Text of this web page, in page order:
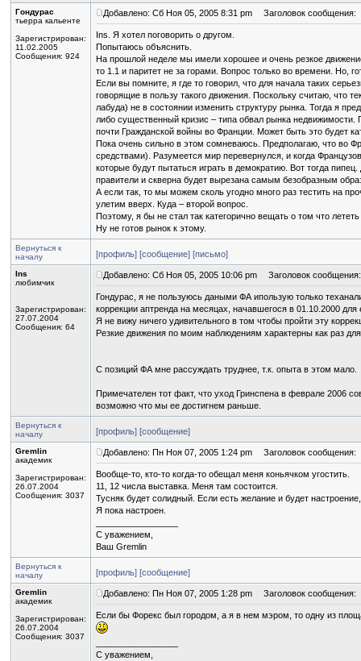
Гондурас
тьерра кальенте
Зарегистрирован:
11.02.2005
Сообщения: 924
Добавлено: Сб Ноя 05, 2005 8:31 pm Заголовок сообщения:
Ins. Я хотел поговорить о другом.
Попытаюсь объяснить.
На прошлой неделе мы имели хорошее и очень резкое
то 1.1 и паритет не за горами. Вопрос только во времени. Но,
Если вы помните, я где то говорил, что для начала таких
говорящие в пользу такого движения. Поскольку считаю, что
лабуда) не в состоянии изменить структуру рынка. Тогда я
либо существенный кризис – типа обвал рынка
почти Гражданской войны во Франции. Может быть это будет
Пока очень сильно в этом сомневаюсь. Предполагаю, что во
средствами). Разумеется мир перевернулся, и когда
которые будут пытаться играть в демократию. Вот тогда
правители и скверна будет вырезана самым безобразным
А если так, то мы можем сколь угодно много раз тестить на
улетим вверх. Куда – второй вопрос.
Поэтому, я бы не стал так категорично вещать о том что
Ну не готов рынок к этому.
Вернуться к
началу
[профиль] [сообщение] [письмо]
Ins
любимчик
Зарегистрирован:
27.07.2004
Сообщения: 64
Добавлено: Сб Ноя 05, 2005 10:06 pm Заголовок сообщения:
Гондурас, я не пользуюсь даными ФА ипользую только
коррекции аптренда на месяцах, начавшегося в 01.10.2000
Я не вижу ничего удивительного в том чтобы пройти эту
Резкие движения по моим наблюдениям характерны как раз
С позиций ФА мне рассуждать труднее, т.к. опыта в этом мало.
Примечателен тот факт, что уход Гринспена в феврале 2006
возможно что мы ее достигнем раньше.
Вернуться к
началу
[профиль] [сообщение]
Gremlin
академик
Зарегистрирован:
26.07.2004
Сообщения: 3037
Добавлено: Пн Ноя 07, 2005 1:24 pm Заголовок сообщения:
Вообще-то, кто-то когда-то обещал меня коньячком угостить.
11, 12 числа выставка. Меня там состоится.
Тусняк будет солидный. Если есть желание и будет
Я пока настроен.
С уважением,
Ваш Gremlin
Вернуться к
началу
[профиль] [сообщение]
Gremlin
академик
Зарегистрирован:
26.07.2004
Сообщения: 3037
Добавлено: Пн Ноя 07, 2005 1:28 pm Заголовок сообщения:
Если бы Форекс был городом, а я в нем мэром, то одну из
С уважением,